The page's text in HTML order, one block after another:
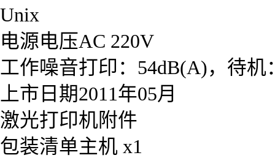
Unix
电源电压AC 220V
工作噪音打印：54dB(A)，待机
上市日期2011年05月
激光打印机附件
包装清单主机 x1